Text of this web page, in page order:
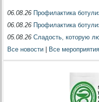
06.08.26 Профилактика
06.08.26 Профилактика
05.08.26Сладость, которую
Все новости
Все мероприятия